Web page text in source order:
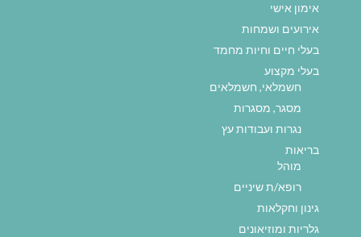
אימון אישי
אירועים ושמחות
בעלי חיים וחיות מחמד
בעלי מקצוע
חשמלאי, חשמלאים
מסגר, מסגרות
נגרות ועבודות עץ
בריאות
מוהל
רופא/ת שיניים
גינון וחקלאות
גלריות ומוזיאונים